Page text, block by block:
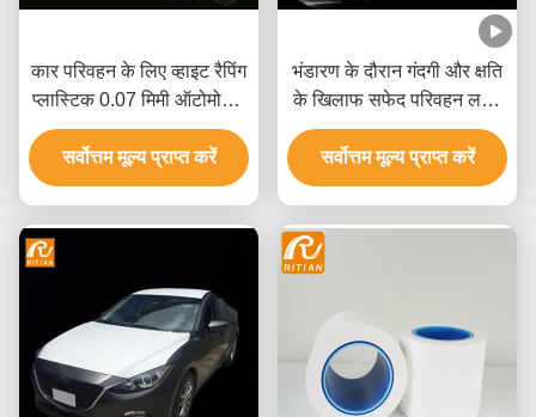
कार परिवहन के लिए व्हाइट रैपिंग
प्लास्टिक 0.07 मिमी ऑटोमोटिव
प्रोटेक्टिव फिल्म
सर्वोत्तम मूल्य प्राप्त करें
भंडारण के दौरान गंदगी और क्षति
के खिलाफ सफेद परिवहन लपेटें
पे प्लास्टिक फिल्म
सर्वोत्तम मूल्य प्राप्त करें